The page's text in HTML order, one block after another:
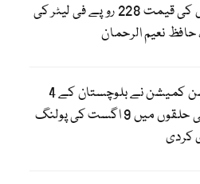
پیٹرول کی قیمت 228 روپے فی لیٹر کی
حافظ نعیم الرحمان
الیکشن کمیشن نے بلوچستان کے 4
بلدیاتی حلقوں میں 9 اگست کی پولنگ
کردی